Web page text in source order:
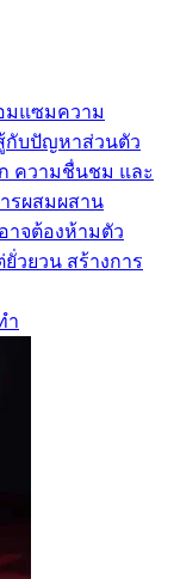
มแซมความ
กับปัญหาส่วนตัว
ความชื่นชม และ
รผสมผสาน
าจต้องห้ามตัว
วยวน สร้างการ
ำ